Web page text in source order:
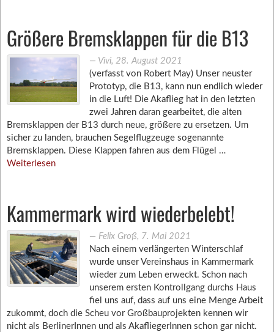
Größere Bremsklappen für die B13
― Vivi, 28. August 2021
(verfasst von Robert May) Unser neuster
Prototyp, die B13, kann nun endlich wieder
in die Luft! Die Akaflieg hat in den letzten
zwei Jahren daran gearbeitet, die alten
Bremsklappen der B13 durch neue, größere zu ersetzen. Um
sicher zu landen, brauchen Segelflugzeuge sogenannte
Bremsklappen. Diese Klappen fahren aus dem Flügel …
Weiterlesen
Kammermark wird wiederbelebt!
― Felix Groß, 7. Mai 2021
Nach einem verlängerten Winterschlaf
wurde unser Vereinshaus in Kammermark
wieder zum Leben erweckt. Schon nach
unserem ersten Kontrollgang durchs Haus
fiel uns auf, dass auf uns eine Menge Arbeit
zukommt, doch die Scheu vor Großbauprojekten kennen wir
nicht als BerlinerInnen und als AkafliegerInnen schon gar nicht.